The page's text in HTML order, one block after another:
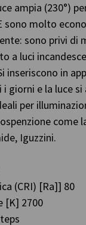
ampia (230°)
sono molto
sono privi di
a luci
inseriscono in
giorni e la luce si
per
come
Iguzzini.
(CRI) [Ra]] 80
[K] 2700